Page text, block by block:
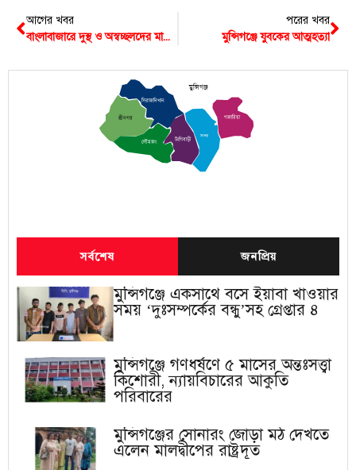
আগের খবর
বাংলাবাজারে দুস্থ ও অস্বচ্ছলদের মাঝে শাড়ি, লুঙ্গি ও নগদ অর্থ বিতরণ
পরের খবর
মুন্সিগঞ্জে যুবকের আত্মহত্যা
শ্রীনগর
সিরাজদিখান
টংগিবাড়ী
সদর
গজারিয়া
লৌহজং
মুন্সিগঞ্জ
সর্বশেষ জনপ্রিয়
মুন্সিগঞ্জে একসাথে বসে ইয়াবা খাওয়ার
সময় ‘দুঃসম্পর্কের বন্ধু’সহ গ্রেপ্তার ৪
মুন্সিগঞ্জে গণধর্ষণে ৫ মাসের অন্তঃসত্ত্বা
কিশোরী, ন্যায়বিচারের আকুতি
পরিবারের
মুন্সিগঞ্জের সোনারং জোড়া মঠ দেখতে
এলেন মালদ্বীপের রাষ্ট্রদূত